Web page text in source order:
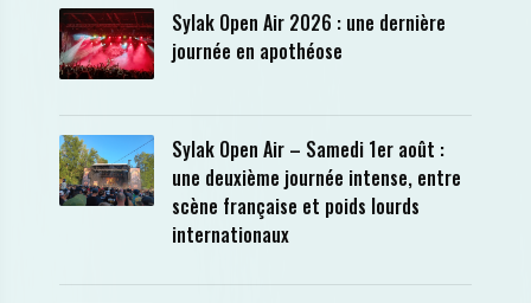
Sylak Open Air 2026 : une dernière
journée en apothéose
Sylak Open Air – Samedi 1er août :
une deuxième journée intense, entre
scène française et poids lourds
internationaux